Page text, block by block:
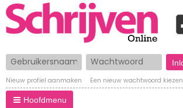
Gebruikersnaam Wachtwoord
Nieuw profiel aanmaken Een nieuw wachtwoord kiezen
Hoofdmenu